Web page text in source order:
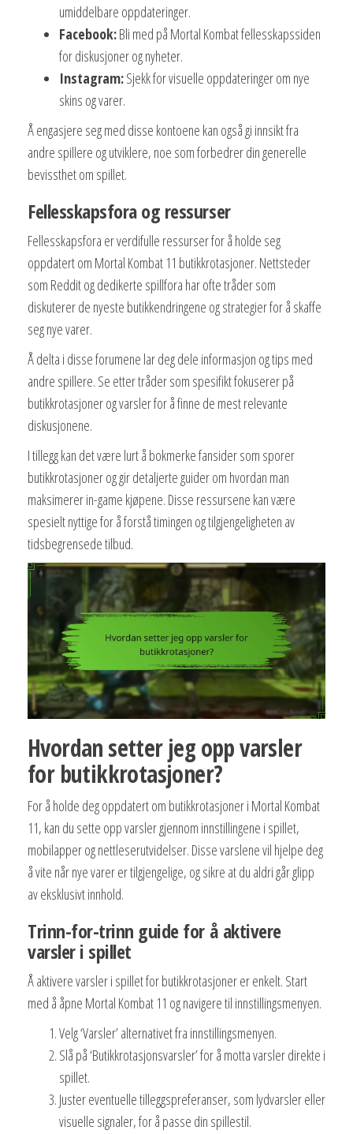
umiddelbare oppdateringer.
Facebook:Bli med på Mortal Kombat fellesskapssiden
for diskusjoner og nyheter.
Instagram:Sjekk for visuelle oppdateringer om nye
skins og varer.
Å engasjere seg med disse kontoene kan også gi innsikt fra
andre spillere og utviklere, noe som forbedrer din generelle
bevissthet om spillet.
Fellesskapsfora og ressurser
Fellesskapsfora er verdifulle ressurser for å holde seg
oppdatert om Mortal Kombat 11 butikkrotasjoner. Nettsteder
som Reddit og dedikerte spillfora har ofte tråder som
diskuterer de nyeste butikkendringene og strategier for å skaffe
seg nye varer.
Å delta i disse forumene lar deg dele informasjon og tips med
andre spillere. Se etter tråder som spesifikt fokuserer på
butikkrotasjoner og varsler for å finne de mest relevante
diskusjonene.
I tillegg kan det være lurt å bokmerke fansider som sporer
butikkrotasjoner og gir detaljerte guider om hvordan man
maksimerer in-game kjøpene. Disse ressursene kan være
spesielt nyttige for å forstå timingen og tilgjengeligheten av
tidsbegrensede tilbud.
Hvordan setter jeg opp varsler
for butikkrotasjoner?
For å holde deg oppdatert om butikkrotasjoner i Mortal Kombat
11, kan du sette opp varsler gjennom innstillingene i spillet,
mobilapper og nettleserutvidelser. Disse varslene vil hjelpe deg
å vite når nye varer er tilgjengelige, og sikre at du aldri går glipp
av eksklusivt innhold.
Trinn-for-trinn guide for å aktivere
varsler i spillet
Å aktivere varsler i spillet for butikkrotasjoner er enkelt. Start
med å åpne Mortal Kombat 11 og navigere til innstillingsmenyen.
Velg ‘Varsler’ alternativet fra innstillingsmenyen.
Slå på ‘Butikkrotasjonsvarsler’ for å motta varsler direkte i
spillet.
Juster eventuelle tilleggspreferanser, som lydvarsler eller
visuelle signaler, for å passe din spillestil.